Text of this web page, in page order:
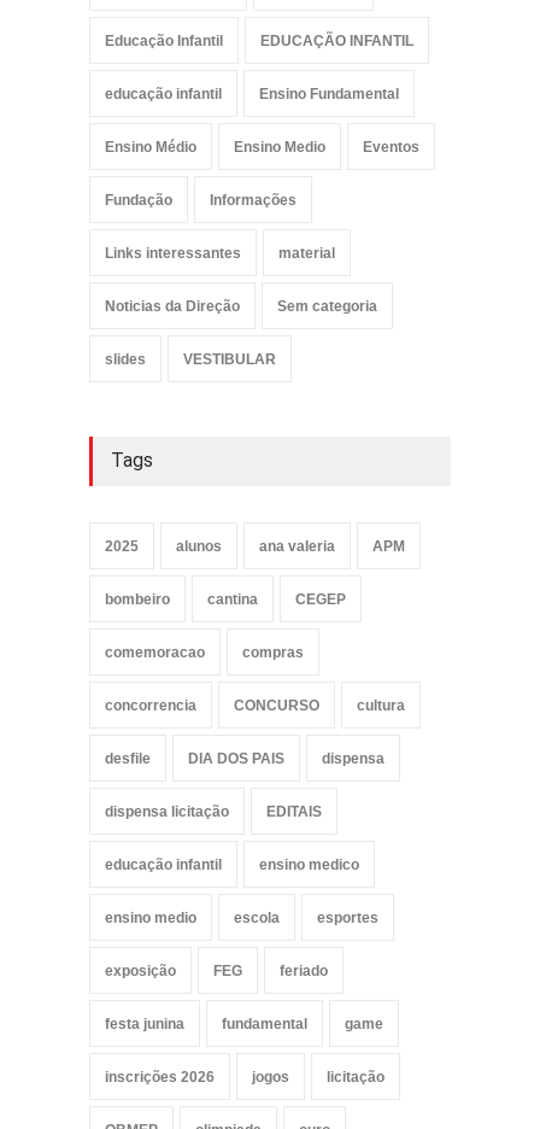
Educação Infantil EDUCAÇÃO INFANTIL
educação infantil Ensino Fundamental
Ensino Médio Ensino Medio Eventos
Fundação Informações
Links interessantes material
Noticias da Direção Sem categoria
slides VESTIBULAR
Tags
2025 alunos ana valeria APM
bombeiro cantina CEGEP
comemoracao compras
concorrencia CONCURSO cultura
desfile DIA DOS PAIS dispensa
dispensa licitação EDITAIS
educação infantil ensino medico
ensino medio escola esportes
exposição FEG feriado
festa junina fundamental game
inscrições 2026 jogos licitação